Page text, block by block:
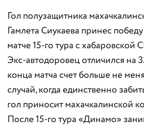
Гол полузащитника
Гамлета Сиукаева принес
матче 15-го тура с
Экс-автодоровец отличился на
конца матча счет больше не
случай, когда единственно
гол приносит махачкалинской
После 15-го тура «Динамо»